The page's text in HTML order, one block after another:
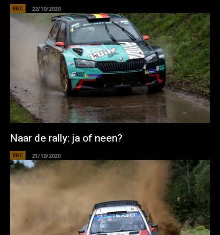
BRC 22/10/2020
Naar de rally: ja of neen?
BRC 21/10/2020